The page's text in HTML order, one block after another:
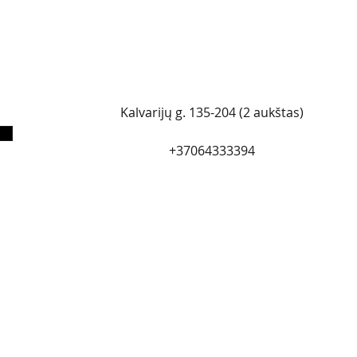
Kalvarijų g. 135-204 (2 aukštas)
+37064333394